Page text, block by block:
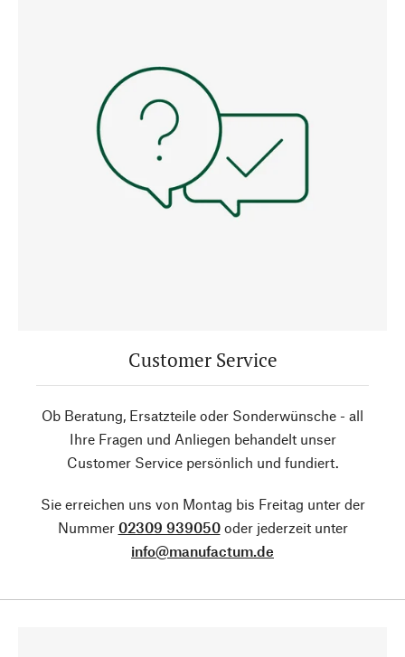
Customer Service
Ob Beratung, Ersatzteile oder Sonderwünsche - all
Ihre Fragen und Anliegen behandelt unser
Customer Service persönlich und fundiert.
Sie erreichen uns von Montag bis Freitag unter der
Nummer 02309 939050oder jederzeit unter
info@manufactum.de